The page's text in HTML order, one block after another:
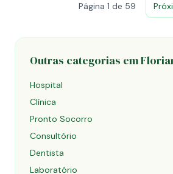
Página 1 de 59
Outras categorias em
Hospital
Clínica
Pronto Socorro
Consultório
Dentista
Laboratório